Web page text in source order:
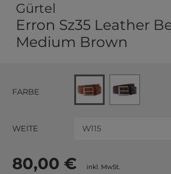
Gürtel
Erron Sz35 Leather
Medium Brown
FARBE
WEITE
80,00 € inkl. MwSt.